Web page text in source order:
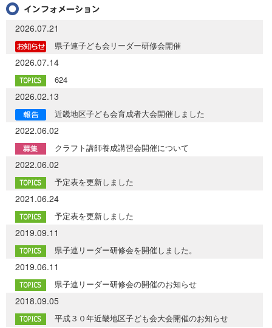
2026.07.21
県子連子ども会リーダー研修会開催
2026.07.14
624
2026.02.13
近畿地区子ども会育成者大会開催しました
2022.06.02
クラフト講師養成講習会開催について
2022.06.02
予定表を更新しました
2021.06.24
予定表を更新しました
2019.09.11
県子連リーダー研修会を開催しました。
2019.06.11
県子連リーダー研修会の開催のお知らせ
2018.09.05
平成３０年近畿地区子ども会大会開催のお知らせ